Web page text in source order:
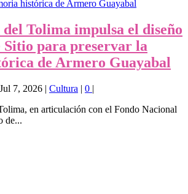
Tolima impulsa el diseño
Sitio para preservar la
de Armero Guayabal
Jul 7, 2026 | Cultura | 0 |
en articulación con el Fondo Nacional
de...